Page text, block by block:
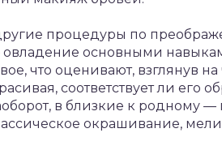
процедуры по
основными
что оценивают, взглянув на
соответствует ли его
в близкие к родному
окрашивание,